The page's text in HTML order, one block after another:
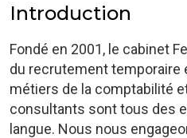
Introduction
Fondé en 2001, le cabinet
du recrutement temporaire
métiers de la comptabilité
consultants sont tous des
langue. Nous nous